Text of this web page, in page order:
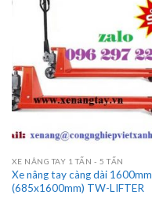
XE NÂNG TAY 1 TẤN - 5 TẤN
Xe nâng tay càng dài 1600mm
(685x1600mm) TW-LIFTER